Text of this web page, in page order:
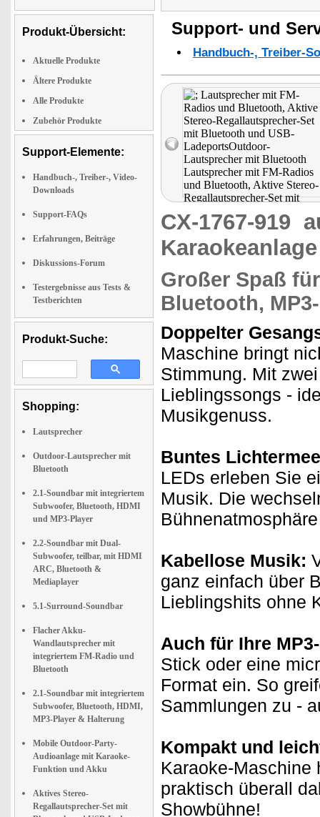
Produkt-Übersicht:
Aktuelle Produkte
Ältere Produkte
Alle Produkte
Zubehör Produkte
Support-Elemente:
Handbuch-, Treiber-, Video-
Downloads
Support-FAQs
Erfahrungen, Beiträge
Diskussions-Forum
Testergebnisse aus Tests &
Testberichten
Produkt-Suche:
Shopping:
Lautsprecher
Outdoor-Lautsprecher mit
Bluetooth
2.1-Soundbar mit integriertem
Subwoofer, Bluetooth, HDMI
und MP3-Player
2.2-Soundbar mit Dual-
Subwoofer, teilbar, mit HDMI
ARC, Bluetooth &
Mediaplayer
5.1-Surround-Soundbar
Flacher Akku-
Wandlautsprecher mit
integriertem FM-Radio und
Bluetooth
2.1-Soundbar mit integriertem
Subwoofer, Bluetooth, HDMI,
MP3-Player & Halterung
Mobile Outdoor-Party-
Audioanlage mit Karaoke-
Funktion und Akku
Aktives Stereo-
Regallautsprecher-Set mit
Support- und
Handbuch-, Treiber-
CX-1767-919
Karaokeanlage
Großer Spaß
Bluetooth,
Doppelter
Maschine bringt
Stimmung. Mit
Lieblingssongs -
Musikgenuss.
Buntes
LEDs erleben Sie
Musik. Die
Kabellose Musik:
ganz einfach über
Lieblingshits ohne
Auch für Ihre
Stick oder eine
Format ein. So
Sammlungen zu -
Kompakt und
Karaoke-Maschine
praktisch überall
Showbühne!